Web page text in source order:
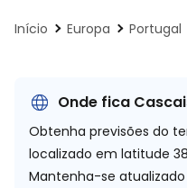
Início Europa Portugal
Onde fica
Obtenha previsões do
localizado em latitude
Mantenha-se